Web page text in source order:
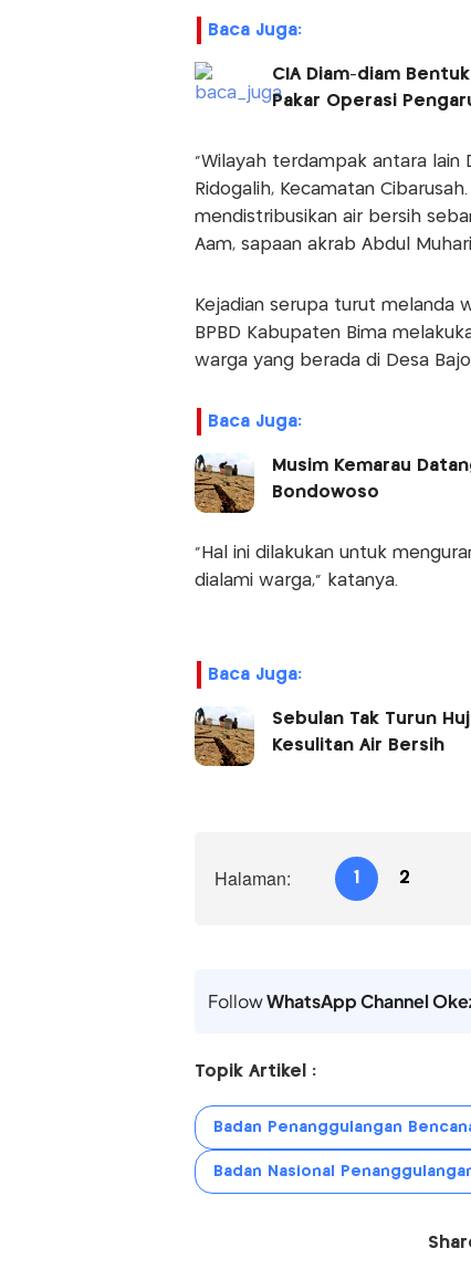
Baca Juga:
CIA Diam-diam
Pakar Operasi
"Wilayah terdampak antara lain
Ridogalih, Kecamatan
mendistribusikan air bersih
Aam, sapaan akrab Abdul
Kejadian serupa turut melanda
BPBD Kabupaten Bima
warga yang berada di Desa
Baca Juga:
Musim Kemarau
Bondowoso
"Hal ini dilakukan untuk
dialami warga," katanya.
Baca Juga:
Sebulan Tak Turun
Kesulitan Air Bersih
Halaman: 1 2
FollowWhatsApp Channel
Topik Artikel :
Badan Penanggulangan
Badan Nasional